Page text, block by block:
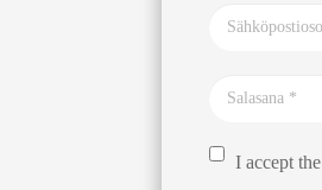
I accept the